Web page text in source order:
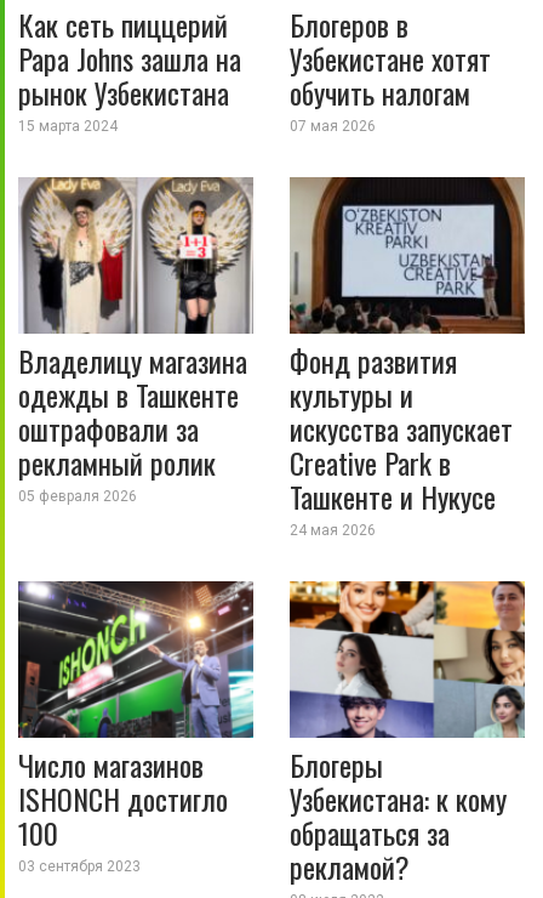
Как сеть пиццерий
Papa Johns зашла на
рынок Узбекистана
15 марта 2024
Блогеров в
Узбекистане хотят
обучить налогам
07 мая 2026
Владелицу магазина
одежды в Ташкенте
оштрафовали за
рекламный ролик
05 февраля 2026
Фонд развития
культуры и
искусства запускает
Creative Park в
Ташкенте и Нукусе
24 мая 2026
Число магазинов
ISHONCH достигло
100
03 сентября 2023
Блогеры
Узбекистана: к кому
обращаться за
рекламой?